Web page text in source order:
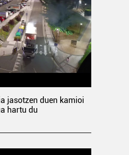
jasotzen duen kamioi
hartu du